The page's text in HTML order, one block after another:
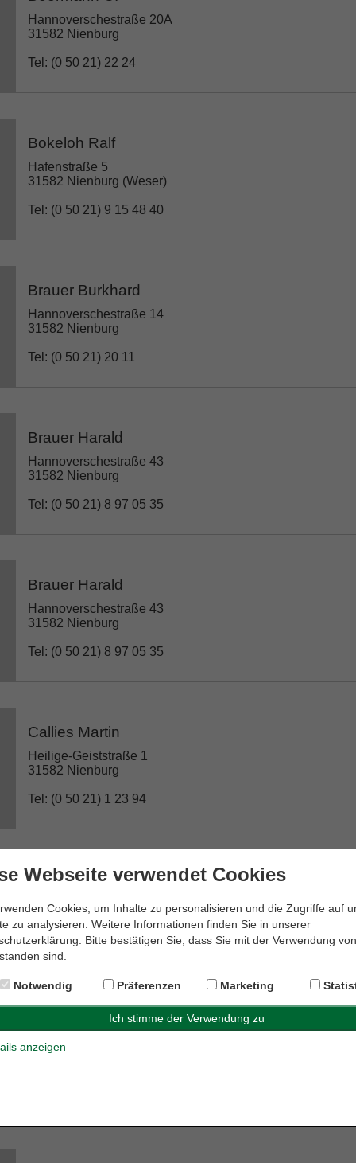
Webseite verwendet Cookies
Cookies, um Inhalte zu personalisieren und die Zugriffe auf
zu analysieren. Weitere Informationen finden Sie in unserer
Bitte bestätigen Sie, dass Sie mit der Verwendung
sind.
Notwendig Präferenzen Marketing
anzeigen
Hannoverschestraße 20A
31582 Nienburg
Tel: (0 50 21) 22 24
Bokeloh Ralf
Hafenstraße 5
31582 Nienburg (Weser)
Tel: (0 50 21) 9 15 48 40
Brauer Burkhard
Hannoverschestraße 14
31582 Nienburg
Tel: (0 50 21) 20 11
Brauer Harald
Hannoverschestraße 43
31582 Nienburg
Tel: (0 50 21) 8 97 05 35
Brauer Harald
Hannoverschestraße 43
31582 Nienburg
Tel: (0 50 21) 8 97 05 35
Callies Martin
Heilige-Geiststraße 1
31582 Nienburg
Tel: (0 50 21) 1 23 94
Dr. Edda Meyer-Krapp Rechtsanwältin
Weserstraße 19
31582 Nienburg
Tel: (0 50 21) 6 00 28 08
Dr. Genthe & Dr. Hornauer GbR
Kirchplatz 10a